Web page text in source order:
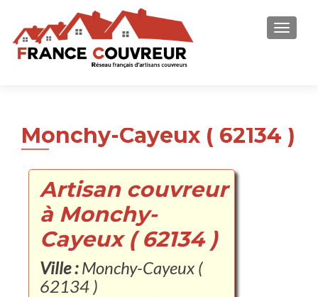
Monchy-Cayeux ( 62134 )
Artisan couvreur
à Monchy-
Cayeux ( 62134 )
Ville :Monchy-Cayeux (
62134 )